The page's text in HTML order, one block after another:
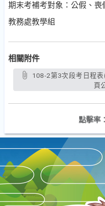
期末考補考對象：公假、喪
教務處教學組
相關附件
頁
點擊率：